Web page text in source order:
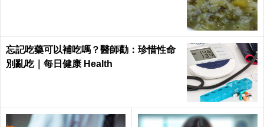
忘記吃藥可以補吃嗎？醫師勸：珍惜性命
別亂吃｜每日健康 Health